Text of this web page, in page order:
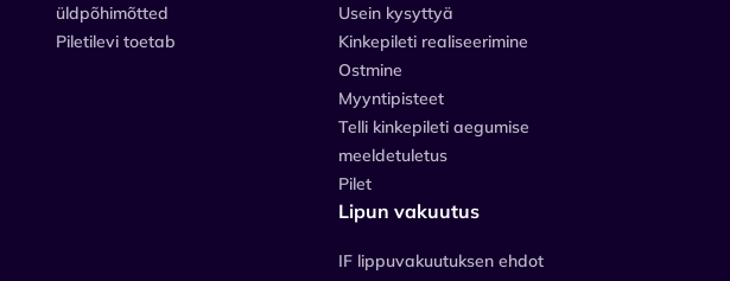
üldpõhimõtted
Piletilevi toetab
Usein kysyttyä
Kinkepileti realiseerimine
Ostmine
Myyntipisteet
Telli kinkepileti aegumise
meeldetuletus
Pilet
Lipun vakuutus
IF lippuvakuutuksen ehdot